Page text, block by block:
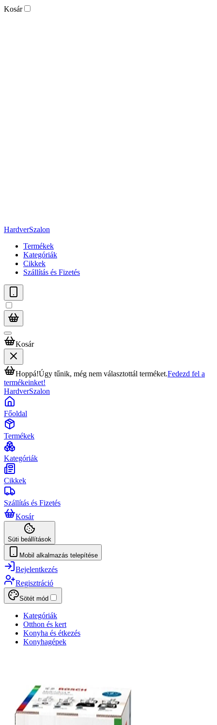
Kosár
HardverSzalon
Termékek
Kategóriák
Cikkek
Szállítás és Fizetés
Kosár
Hoppá!Úgy tűnik, még nem választottál terméket.Fedezd fel a
termékeinket!
HardverSzalon
Főoldal
Termékek
Kategóriák
Cikkek
Szállítás és Fizetés
Kosár
Süti beállítások
Mobil alkalmazás telepítése
Bejelentkezés
Regisztráció
Sötét mód
Kategóriák
Otthon és kert
Konyha és étkezés
Konyhagépek